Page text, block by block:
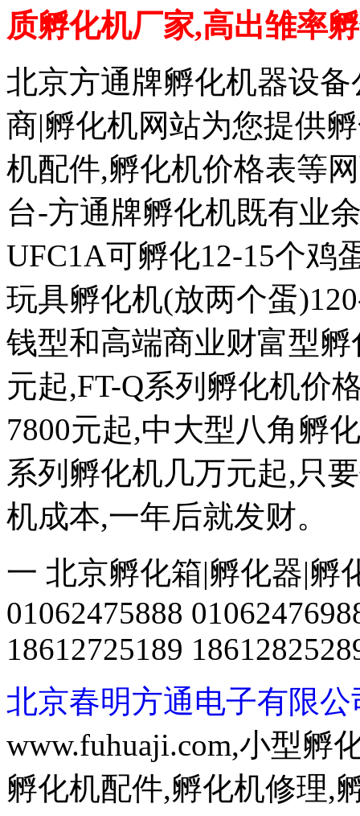
质孵化机厂家,高出雏率
北京方通牌孵化机器设
商|孵化机网站为您提供
机配件,孵化机价格表等
台-方通牌孵化机既有业
UFC1A可孵化12-15个鸡
玩具孵化机(放两个蛋
钱型和高端商业财富型
元起,FT-Q系列孵化机价
7800元起,中大型八角孵
系列孵化机几万元起,只
机成本,一年后就发财。
一 北京孵化箱|孵化器|孵
01062475888
18612725189
北京春明方通电子有限公
www.fuhuaji.com,小型孵
孵化机配件,孵化机修理,